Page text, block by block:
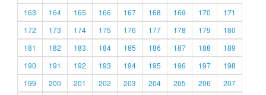
163
164 165 166 167 168 169 170
171
172
173 174 175 176 177 178 179
180
181
182 183 184 185 186 187 188
189
190
191 192 193 194 195 196 197
198
199
200 201 202 203 204 205 206
207